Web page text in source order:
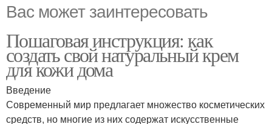
Вас может заинтересовать
Пошаговая инструкция: как
создать свой натуральный крем
для кожи дома
Введение
Современный мир предлагает множество косметических
средств, но многие из них содержат искусственные